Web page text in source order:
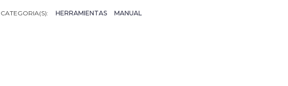
CATEGORIA(S): HERRAMIENTAS MANUAL